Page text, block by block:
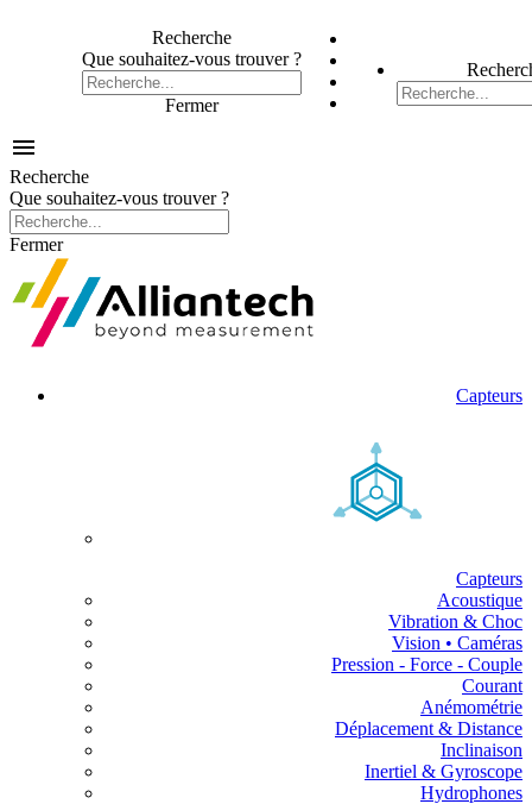
Recherche
Que souhaitez-vous trouver ?
Fermer

Recherche
Que souhaitez-vous trouver ?
Fermer
Capteurs
Capteurs
Acoustique
Vibration & Choc
Vision • Caméras
Pression - Force - Couple
Courant
Anémométrie
Déplacement & Distance
Inclinaison
Inertiel & Gyroscope
Hydrophones